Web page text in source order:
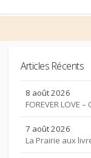
Articles Récents
8 août 2026
FOREVER LOVE
7 août 2026
La Prairie aux